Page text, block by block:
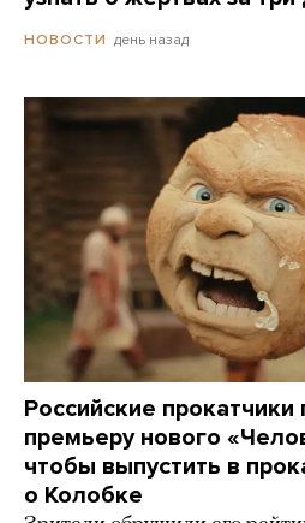
НОВОСТИ день назад
Российские прокатчики
премьеру нового
чтобы выпустить в
о Колобке